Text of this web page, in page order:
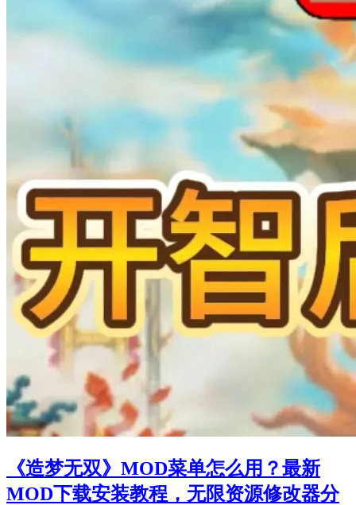
《造梦无双》MOD菜单怎么用？最新
MOD下载安装教程，无限资源修改器分